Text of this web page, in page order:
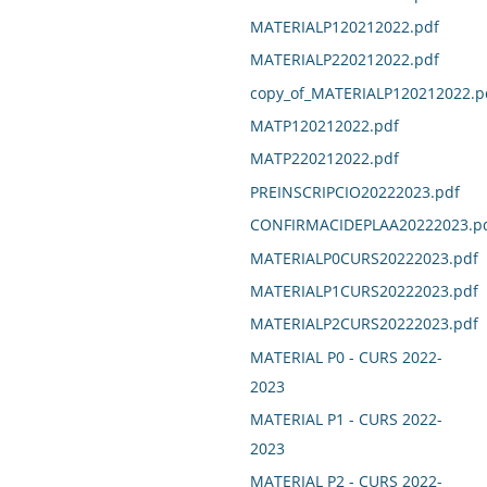
MATERIALP120212022.pdf
MATERIALP220212022.pdf
MATP120212022.pdf
MATP220212022.pdf
PREINSCRIPCIO20222023.pdf
MATERIALP0CURS20222023.pdf
MATERIALP1CURS20222023.pdf
MATERIALP2CURS20222023.pdf
MATERIAL P0 - CURS 2022-
2023
MATERIAL P1 - CURS 2022-
2023
MATERIAL P2 - CURS 2022-